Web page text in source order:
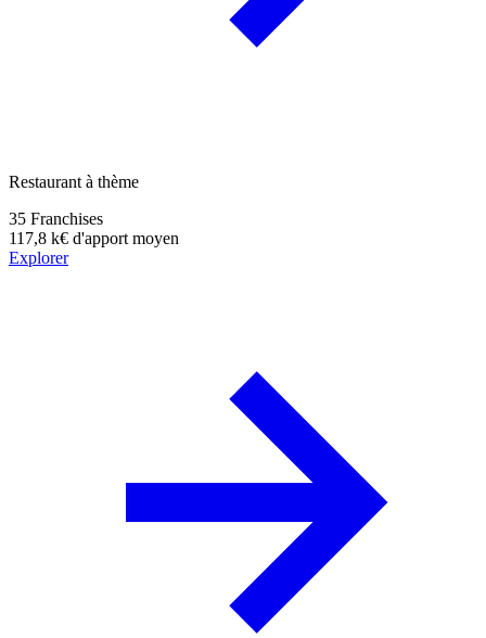
Restaurant à thème
35 Franchises
117,8 k€ d'apport moyen
Explorer